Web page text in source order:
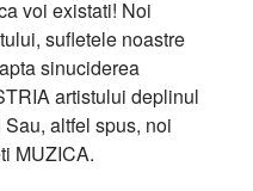
voi existati! Noi
sufletele noastre
sinuciderea
artistului deplinul
altfel spus, noi
MUZICA.